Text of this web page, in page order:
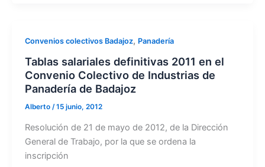
Convenios colectivos Badajoz, Panadería
Tablas salariales definitivas 2011 en el
Convenio Colectivo de Industrias de
Panadería de Badajoz
Alberto /15 junio, 2012
Resolución de 21 de mayo de 2012, de la Dirección
General de Trabajo, por la que se ordena la
inscripción